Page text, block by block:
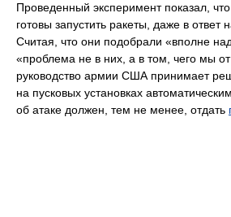
Проведенный эксперимент показал,
готовы запустить ракеты, даже в ответ
Считая, что они подобрали «вполне
«проблема не в них, а в том, чего мы
руководство армии США принимает
на пусковых установках
об атаке должен, тем не менее, отдать